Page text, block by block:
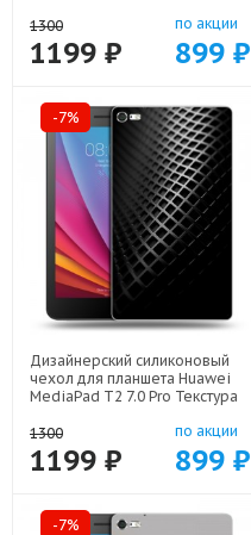
1300
1199 ₽
по акции
899 ₽
-7%
Дизайнерский силиконовый
чехол для планшета Huawei
MediaPad T2 7.0 Pro Текстура
1300
1199 ₽
по акции
899 ₽
-7%